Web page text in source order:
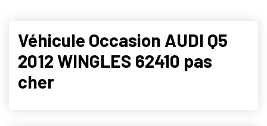
Véhicule Occasion AUDI Q5
2012 WINGLES 62410 pas
cher